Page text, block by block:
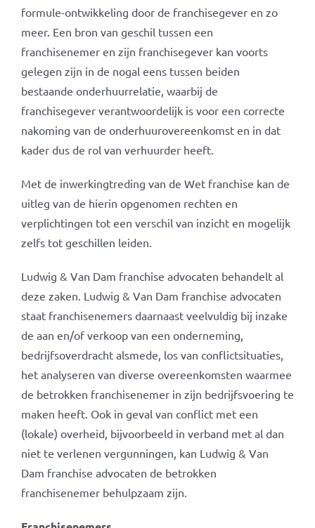
formule-ontwikkeling door de franchisegever en zo
meer. Een bron van geschil tussen een
franchisenemer en zijn franchisegever kan voorts
gelegen zijn in de nogal eens tussen beiden
bestaande onderhuurrelatie, waarbij de
franchisegever verantwoordelijk is voor een correcte
nakoming van de onderhuurovereenkomst en in dat
kader dus de rol van verhuurder heeft.
Met de inwerkingtreding van de Wet franchise kan de
uitleg van de hierin opgenomen rechten en
verplichtingen tot een verschil van inzicht en mogelijk
zelfs tot geschillen leiden.
Ludwig & Van Dam franchise advocaten behandelt al
deze zaken. Ludwig & Van Dam franchise advocaten
staat franchisenemers daarnaast veelvuldig bij inzake
de aan en/of verkoop van een onderneming,
bedrijfsoverdracht alsmede, los van conflictsituaties,
het analyseren van diverse overeenkomsten waarmee
de betrokken franchisenemer in zijn bedrijfsvoering te
maken heeft. Ook in geval van conflict met een
(lokale) overheid, bijvoorbeeld in verband met al dan
niet te verlenen vergunningen, kan Ludwig & Van
Dam franchise advocaten de betrokken
franchisenemer behulpzaam zijn.